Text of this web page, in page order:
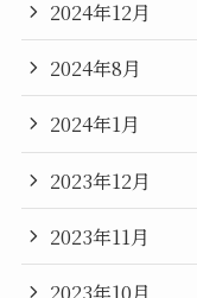
2024年12月
2024年8月
2024年1月
2023年12月
2023年11月
2023年10月